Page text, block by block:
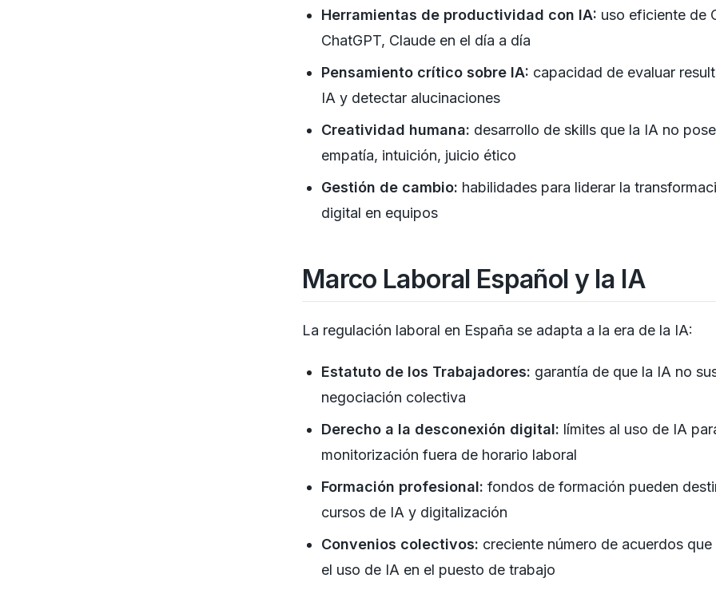
Herramientas de productividad con IA: uso eficiente de
ChatGPT, Claude en el día a día
Pensamiento crítico sobre IA: capacidad de evaluar
IA y detectar alucinaciones
Creatividad humana: desarrollo de skills que la IA no
empatía, intuición, juicio ético
Gestión de cambio: habilidades para liderar la
digital en equipos
Marco Laboral Español y la IA
La regulación laboral en España se adapta a la era de la IA:
Estatuto de los Trabajadores: garantía de que la IA no
negociación colectiva
Derecho a la desconexión digital: límites al uso de IA
monitorización fuera de horario laboral
Formación profesional: fondos de formación pueden
cursos de IA y digitalización
Convenios colectivos: creciente número de acuerdos que
el uso de IA en el puesto de trabajo